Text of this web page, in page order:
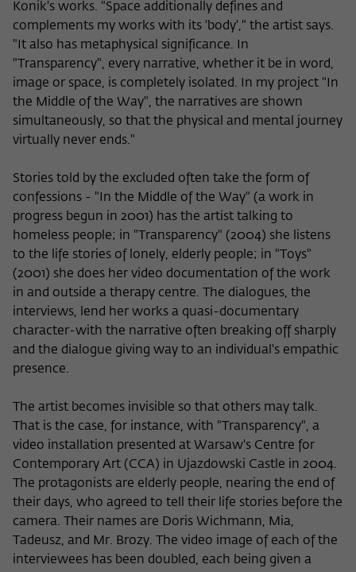
Konik's works. "Space additionally defines and
complements my works with its 'body'," the artist says.
"It also has metaphysical significance. In
"Transparency", every narrative, whether it be in word,
image or space, is completely isolated. In my project "In
the Middle of the Way", the narratives are shown
simultaneously, so that the physical and mental journey
virtually never ends."
Stories told by the excluded often take the form of
confessions - "In the Middle of the Way" (a work in
progress begun in 2001) has the artist talking to
homeless people; in "Transparency" (2004) she listens
to the life stories of lonely, elderly people; in "Toys"
(2001) she does her video documentation of the work
in and outside a therapy centre. The dialogues, the
interviews, lend her works a quasi-documentary
character-with the narrative often breaking off sharply
and the dialogue giving way to an individual's empathic
presence.
The artist becomes invisible so that others may talk.
That is the case, for instance, with "Transparency", a
video installation presented at Warsaw's Centre for
Contemporary Art (CCA) in Ujazdowski Castle in 2004.
The protagonists are elderly people, nearing the end of
their days, who agreed to tell their life stories before the
camera. Their names are Doris Wichmann, Mia,
Tadeusz, and Mr. Brozy. The video image of each of the
interviewees has been doubled, each being given a